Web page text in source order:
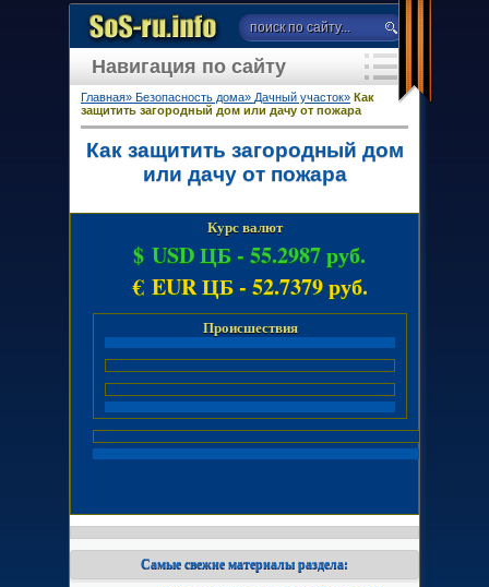
Главная» Безопасность дома» Дачный участок» Как
защитить загородный дом или дачу от пожара
Как защитить загородный дом
или дачу от пожара
Курс валют
$ USD ЦБ - 55.2987 руб.
€ EUR ЦБ - 52.7379 руб.
Происшествия
Самые свежие материалы раздела:
Навигация по сайту